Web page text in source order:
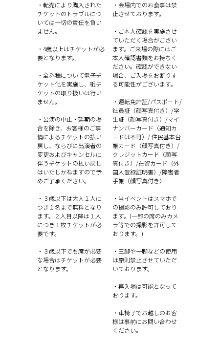
・転売により購入された
チケットのトラブルにつ
いては一切の責任を負い
ません。
・4歳以上はチケットが必
要となります。
・全券種について電子チ
ケット化を実施し、紙チ
ケットの取り扱いは行い
ません。
・公演の中止・延期の場
合を除き、お客様のご事
情によるチケットの払い
戻し、ならびに出演者の
変更およびキャンセルに
伴うチケットの払い戻し
はいたしかねますので予
めご了承ください。
・３歳以下は大人１人に
つき１名まで無料となり
ます。２人目以降は１人
につき１枚チケットが必
要です。
・３歳以下でも席が必要
な場合はチケットが必要
となります。
・会場内でのお食事は禁
止させております。
・ご本人確認を実施させ
ていただく場合がござい
ます。ご来場の際にはご
本人確認書類をお持ちく
ださい。確認ができない
場合、ご入場をお断りす
る可能性がございます。
・運転免許証/パスポート/
社員証（顔写真付き）/学
生証（顔写真付き）/マイ
ナンバーカード（通知カ
ードは不可）/ 住民基本台
帳カード（顔写真付き）/
クレジットカード（顔写
真付き）/在留カード（外
国人登録証明書）/障害者
手帳（顔写真付き）
・当イベントはスマホで
の撮影のみ許可しており
ます。(一部の席のみカメ
ラ等での撮影を許可して
おります。)
・三脚や一脚などの使用
は原則禁止させていただ
いております。
・再入場は可能となって
おります。
・車椅子でお越しのお客
様は事前にお問い合わせ
ください。